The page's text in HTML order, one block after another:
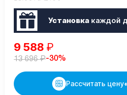
Установкакаждой
9 588 ₽
13 696₽-30%
Рассчитать цену